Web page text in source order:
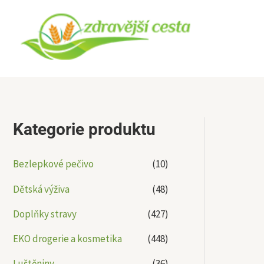
obsah
Kategorie produktu
Bezlepkové pečivo
(10)
Dětská výživa
(48)
Doplňky stravy
(427)
EKO drogerie a kosmetika
(448)